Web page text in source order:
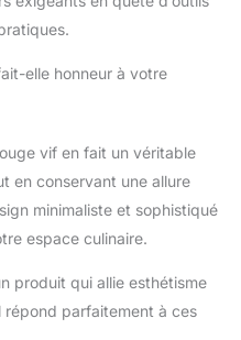
polyvalente :
idéale comme
saucisses et
légumes,
capaccio et fruits.
La machine est
livrée avec une
planche en bois
assortie. Offre
imbattable : la
elle honneur à votre
vif en fait un véritable
en conservant une allure
minimaliste et sophistiqué
espace culinaire.
produit qui allie esthétisme
parfaitement à ces